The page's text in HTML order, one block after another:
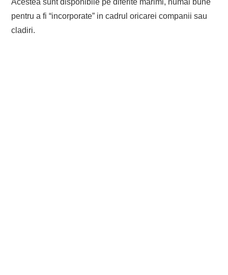
pentru a fi “incorporate” in cadrul oricarei companii sau
cladiri.